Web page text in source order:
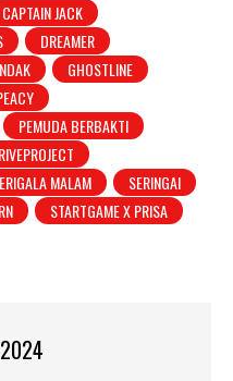
CAPTAIN JACK
DREAMER
GHOSTLINE
PEMUDA BERBAKTI
RIVEPROJECT
MALAM
SERINGAI
STARTGAME X PRISA